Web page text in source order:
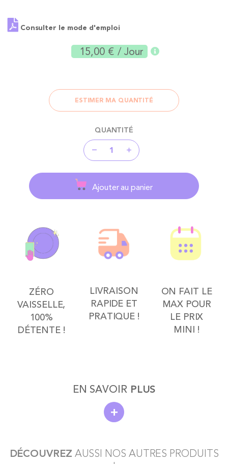
Consulter le mode d'emploi
15,00 € / Jour
ESTIMER MA QUANTITÉ
QUANTITÉ
Ajouter au panier
ZÉRO
VAISSELLE,
100%
DÉTENTE !
LIVRAISON
RAPIDE ET
PRATIQUE !
ON FAIT LE
MAX POUR
LE PRIX
MINI !
EN SAVOIR PLUS
Pourquoi louer un appareil à raclette demi meule ou
traditionnel ? Praticité pour toutes les occasions, location
amis, la location d’un appareil à raclette s’adapte à
DÉCOUVREZAUSSI NOS AUTRES PRODUITS